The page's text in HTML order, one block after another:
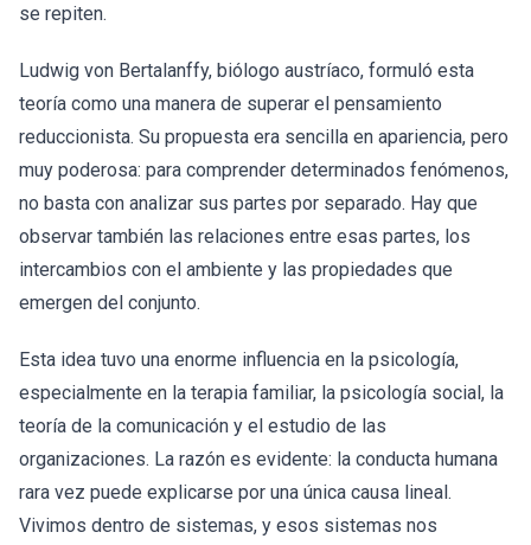
se repiten.
Ludwig von Bertalanffy, biólogo austríaco, formuló esta
teoría como una manera de superar el pensamiento
reduccionista. Su propuesta era sencilla en apariencia, pero
muy poderosa: para comprender determinados fenómenos,
no basta con analizar sus partes por separado. Hay que
observar también las relaciones entre esas partes, los
intercambios con el ambiente y las propiedades que
emergen del conjunto.
Esta idea tuvo una enorme influencia en la psicología,
especialmente en la terapia familiar, la psicología social, la
teoría de la comunicación y el estudio de las
organizaciones. La razón es evidente: la conducta humana
rara vez puede explicarse por una única causa lineal.
Vivimos dentro de sistemas, y esos sistemas nos